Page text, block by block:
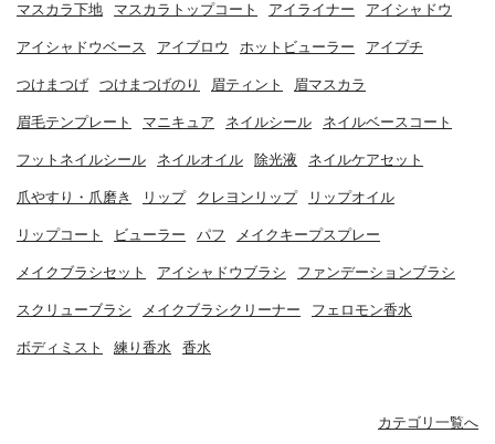
マスカラ下地 マスカラトップコート アイライナー アイシャドウ
アイシャドウベース アイブロウ ホットビューラー アイプチ
つけまつげ つけまつげのり 眉ティント 眉マスカラ
眉毛テンプレート マニキュア ネイルシール ネイルベースコート
フットネイルシール ネイルオイル 除光液 ネイルケアセット
爪やすり・爪磨き リップ クレヨンリップ リップオイル
リップコート ビューラー パフ メイクキープスプレー
メイクブラシセット アイシャドウブラシ ファンデーションブラシ
スクリューブラシ メイクブラシクリーナー フェロモン香水
ボディミスト 練り香水 香水
カテゴリ一覧へ